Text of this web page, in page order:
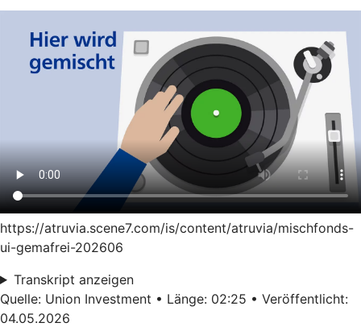
https://atruvia.scene7.com/is/content/atruvia/mischfonds-
ui-gemafrei-202606
Transkript anzeigen
Quelle: Union Investment • Länge: 02:25 • Veröffentlicht:
04.05.2026